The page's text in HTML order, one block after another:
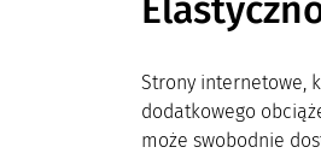
Strony internetowe,
dodatkowego
może swobodnie